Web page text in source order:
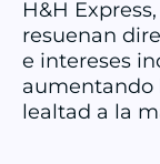
H&H
resuenan
e intereses
aumentando
lealtad a la